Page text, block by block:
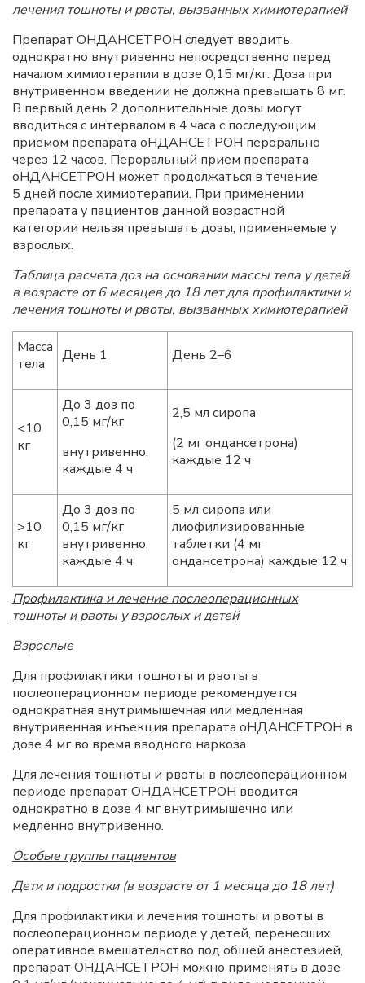
лечения тошноты и рвоты, вызванных химиотерапией
Препарат ОНДАНСЕТРОН следует вводить
однократно внутривенно непосредственно перед
началом химиотерапии в дозе 0,15 мг/кг. Доза при
внутривенном введении не должна превышать 8 мг.
В первый день 2 дополнительные дозы могут
вводиться с интервалом в 4 часа с последующим
приемом препарата оНДАНСЕТРОН перорально
через 12 часов. Пероральный прием препарата
оНДАНСЕТРОН может продолжаться в течение
5 дней после химиотерапии. При применении
препарата у пациентов данной возрастной
категории нельзя превышать дозы, применяемые у
взрослых.
Таблица расчета доз на основании массы тела у детей
в возрасте от 6 месяцев до 18 лет для профилактики и
лечения тошноты и рвоты, вызванных химиотерапией
Масса
тела
День 1 День 2–6
<10
кг
До 3 доз по
0,15 мг/кг
внутривенно,
каждые 4 ч
2,5 мл сиропа
(2 мг ондансетрона)
каждые 12 ч
>10
кг
До 3 доз по
0,15 мг/кг
внутривенно,
каждые 4 ч
5 мл сиропа или
лиофилизированные
таблетки (4 мг
ондансетрона) каждые 12 ч
Профилактика и лечение послеоперационных
тошноты и рвоты у взрослых и детей
Взрослые
Для профилактики тошноты и рвоты в
послеоперационном периоде рекомендуется
однократная внутримышечная или медленная
внутривенная инъекция препарата оНДАНСЕТРОН в
дозе 4 мг во время вводного наркоза.
Для лечения тошноты и рвоты в послеоперационном
периоде препарат ОНДАНСЕТРОН вводится
однократно в дозе 4 мг внутримышечно или
медленно внутривенно.
Особые группы пациентов
Дети и подростки (в возрасте от 1 месяца до 18 лет)
Для профилактики и лечения тошноты и рвоты в
послеоперационном периоде у детей, перенесших
оперативное вмешательство под общей анестезией,
препарат ОНДАНСЕТРОН можно применять в дозе